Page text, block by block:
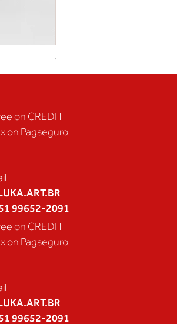
Coração de Artista
on CREDIT
on Pagseguro
99652-2091
on CREDIT
on Pagseguro
99652-2091